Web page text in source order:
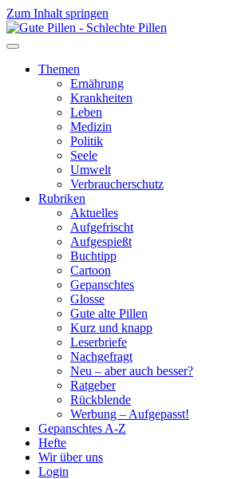
Zum Inhalt springen
Themen
Ernährung
Krankheiten
Leben
Medizin
Politik
Seele
Umwelt
Verbraucherschutz
Rubriken
Aktuelles
Aufgefrischt
Aufgespießt
Buchtipp
Cartoon
Gepanschtes
Glosse
Gute alte Pillen
Kurz und knapp
Leserbriefe
Nachgefragt
Neu – aber auch besser?
Ratgeber
Rückblende
Werbung – Aufgepasst!
Gepanschtes A-Z
Hefte
Wir über uns
Login